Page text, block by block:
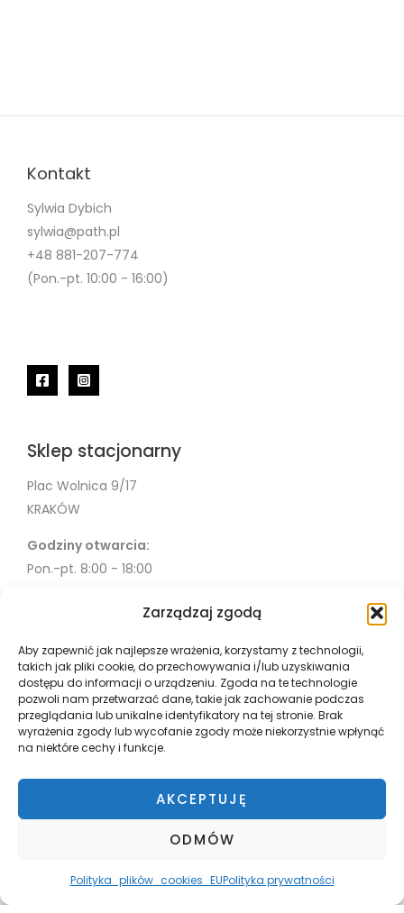
Zarządzaj zgodą
Aby zapewnić jak najlepsze wrażenia, korzystamy z technologii,
takich jak pliki cookie, do przechowywania i/lub uzyskiwania
dostępu do informacji o urządzeniu. Zgoda na te technologie
pozwoli nam przetwarzać dane, takie jak zachowanie podczas
przeglądania lub unikalne identyfikatory na tej stronie. Brak
wyrażenia zgody lub wycofanie zgody może niekorzystnie wpłynąć
na niektóre cechy i funkcje.
AKCEPTUJĘ
ODMÓW
Polityka_plików_cookies_EUPolityka prywatności
Kontakt
Sylwia Dybich
sylwia@path.pl
+48 881-207-774
(Pon.-pt. 10:00 - 16:00)
Sklep stacjonarny
Plac Wolnica 9/17
KRAKÓW
Godziny otwarcia:
Pon.-pt. 8:00 - 18:00
Misja
Współpraca
Polityka Prywatności
Płatnosci i wysyłka